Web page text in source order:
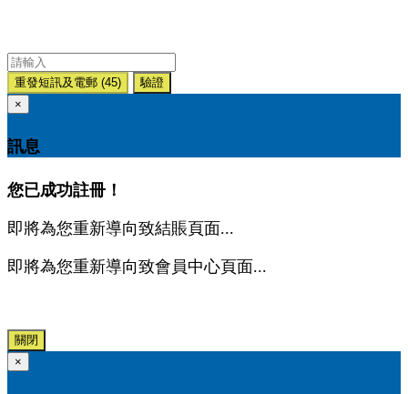
重發短訊及電郵 (45)
驗證
×
訊息
您已成功註冊！
即將為您重新導向致結賬頁面...
即將為您重新導向致會員中心頁面...
關閉
×